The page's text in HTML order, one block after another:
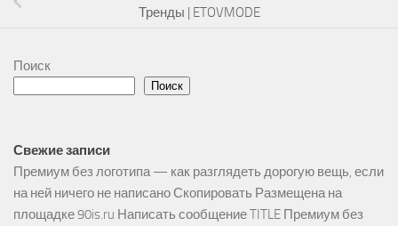
Тренды | ETOVMODE
Поиск
Поиск
Свежие записи
Премиум без логотипа — как разглядеть дорогую вещь, если
на ней ничего не написано Скопировать Размещена на
площадке 90is.ru Написать сообщение TITLE Премиум без